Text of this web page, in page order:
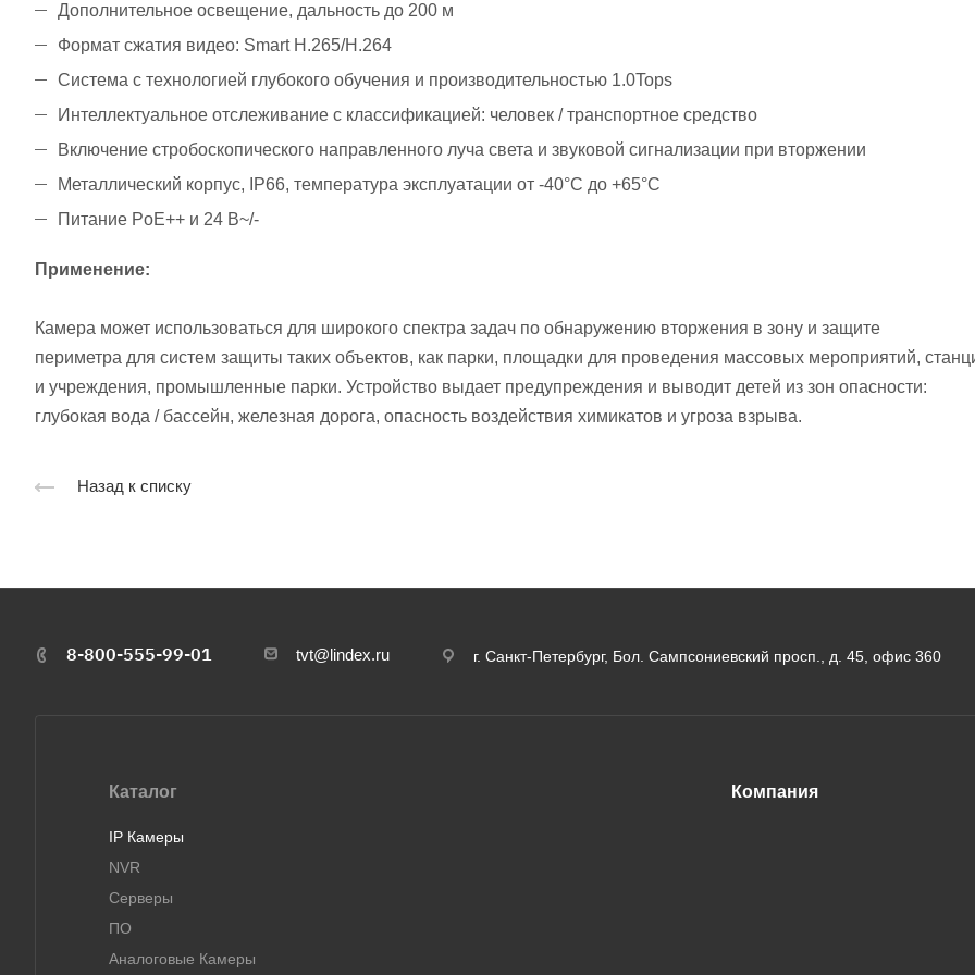
Дополнительное освещение, дальность до 200 м
Формат сжатия видео: Smart H.265/H.264
Система с технологией глубокого обучения и производительностью 1.0Tops
Интеллектуальное отслеживание с классификацией: человек / транспортное средство
Включение стробоскопического направленного луча света и звуковой сигнализации при вторжении
Металлический корпус, IP66, температура эксплуатации от -40°C до +65°C
Питание PoE++ и 24 В~/-
Применение:
Камера может использоваться для широкого спектра задач по обнаружению вторжения в зону и защите
периметра для систем защиты таких объектов, как парки, площадки для проведения массовых мероприятий,
и учреждения, промышленные парки. Устройство выдает предупреждения и выводит детей из зон опасности:
глубокая вода / бассейн, железная дорога, опасность воздействия химикатов и угроза взрыва.
Назад к списку
8-800-555-99-01 tvt@lindex.ru г. Санкт-Петербург, Бол. Сампсониевский просп., д. 45, офис 360
Каталог
IP Камеры
NVR
Серверы
ПО
Аналоговые Камеры
Компания